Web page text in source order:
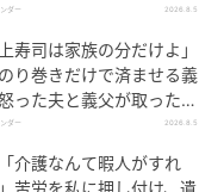
たワケ
ダー 2026.8.5
上寿司は家族の分だけよ」
り巻きだけで済ませる義
った夫と義父が取った行
ダー 2026.8.5
介護なんて暇人がすれ
苦労を私に押し付け、遺